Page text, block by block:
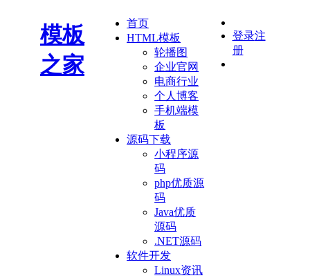
模板
之家
首页
HTML模板
轮播图
企业官网
电商行业
个人博客
手机端模
板
源码下载
小程序源
码
php优质源
码
Java优质
源码
.NET源码
软件开发
Linux资讯
登录注
册